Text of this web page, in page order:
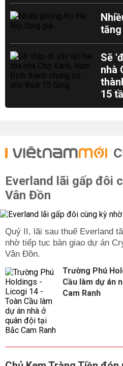
Sẽ
nhà
15
Everland lãi gấp đôi
Vân Đồn
Quý II, lãi sau thuế Everland
nhờ tiếp tục bàn giao dự án
Vân Đồn.
Trường Phú
Cầu làm dự án
Cam Ranh